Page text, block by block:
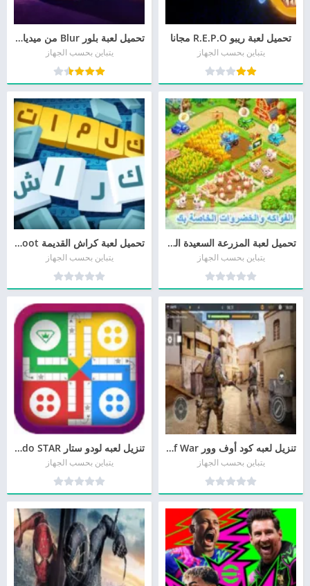
تحميل لعبة ريبو R.E.P.O مجانا
يتباين بحسب الجهاز
تحميل لعبة بلور Blur من ميديا فاير
يتباين بحسب الجهاز
تحميل لعبة المزرعة السعيدة القديمة Family Farm مجانا
يتباين بحسب الجهاز
تحميل لعبة كراش القديمة Crash Bandicoot أخر إصدار
يتباين بحسب الجهاز
تنزيل لعبه كود أوف وور Code of War برابط مباشر
يتباين بحسب الجهاز
تنزيل لعبه لودو ستار Lido STAR للأندرويد و للأيفون أخر إصدار
يتباين بحسب الجهاز